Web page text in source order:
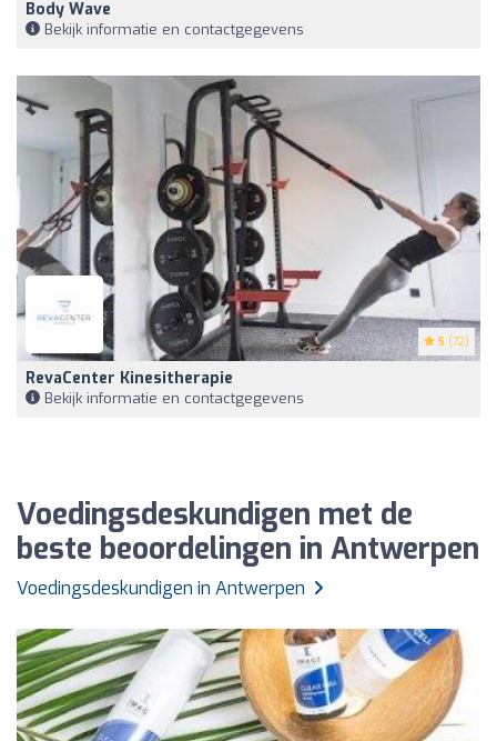
Body Wave
Bekijk informatie en contactgegevens
5 (72)
RevaCenter Kinesitherapie
Bekijk informatie en contactgegevens
Voedingsdeskundigen met de
beste beoordelingen in Antwerpen
Voedingsdeskundigen in Antwerpen